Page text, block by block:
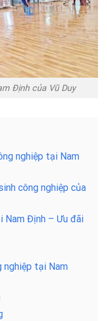
Định của Vũ Duy
nghiệp tại Nam
công nghiệp của
Nam Định – Ưu đãi
nghiệp tại Nam